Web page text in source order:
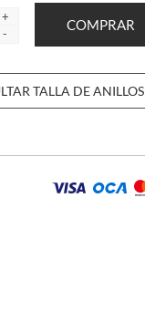
+
-
TALLA DE ANILLOS